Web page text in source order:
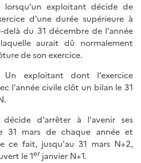
exploitant décide de
d'une durée supérieure à
delà du 31 décembre de l'année
aurait dû normalement
de son exercice.
Un exploitant dont l'exercice
l'année civile clôt un bilan le 31
d'arrêter à l'avenir ses
31 mars de chaque année et
ce fait, jusqu'au 31 mars N+2,
le 1erjanvier N+1.